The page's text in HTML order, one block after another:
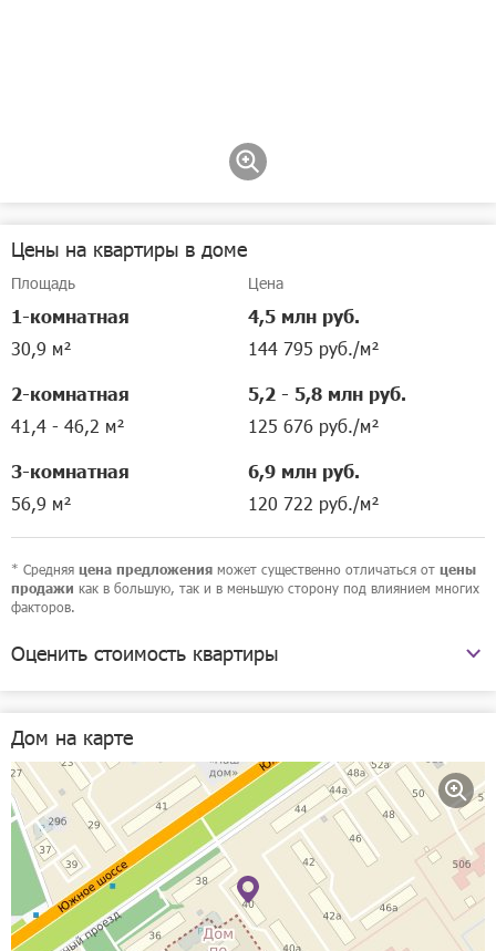
Цены на квартиры в доме
Площадь Цена
1-комнатная
30,9 м²
4,5 млн руб.
144 795 руб./м²
2-комнатная
41,4 - 46,2 м²
5,2 - 5,8 млн руб.
125 676 руб./м²
3-комнатная
56,9 м²
6,9 млн руб.
120 722 руб./м²
* Средняя цена предложения может существенно отличаться от цены
продажи как в большую, так и в меньшую сторону под влиянием многих
факторов.
Оценить стоимость квартиры
Рассчитать
Дом на карте